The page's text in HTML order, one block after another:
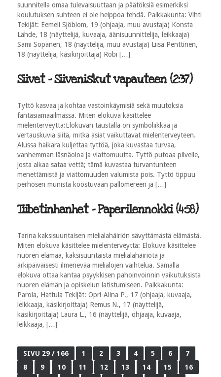
suunnitella omaa tulevaisuuttaan ja päätöksiä esimerkiksi
koulutuksen suhteen ei ole helppoa tehdä. Paikkakunta: Vihti
Tekijät: Eemeli Sjöblom, 19 (ohjaaja, muu avustaja) Konsta
Lähde, 18 (näyttelijä, kuvaaja, äänisuunnittelija, leikkaaja)
Sami Sopanen, 18 (näyttelijä, muu avustaja) Liisa Penttinen,
18 (näyttelijä, käsikirjoittaja) Robi […]
Siivet - Siiveniskut vapauteen (2:37)
Tyttö kasvaa ja kohtaa vastoinkäymisiä sekä muutoksia
fantasiamaailmassa. Miten elokuva käsittelee
mielenterveyttä:Elokuvan taustalla on symboliikkaa ja
vertauskuvia siitä, mitkä asiat vaikuttavat mielenterveyteen.
Alussa haikara kuljettaa tyttöä, joka kuvastaa turvaa,
vanhemman läsnäoloa ja viattomuutta. Tyttö putoaa pilvelle,
josta alkaa sataa vettä; tämä kuvastaa turvantunteen
menettämistä ja viattomuuden valumista pois. Tyttö tippuu
perhosen munista koostuvaan pallomereen ja […]
Tiibetinhanhet - Paperilennokki (4:58)
Tarina kaksisuuntaisen mielialahäiriön sävyttämästä elämästä.
Miten elokuva käsittelee mielenterveyttä: Elokuva käsittelee
nuoren elämää, kaksisuuntaista mielialahäiriötä ja
arkipäiväisesti ilmenevää mielialojen vaihtelua. Samalla
elokuva ottaa kantaa psyykkisen pahoinvoinnin vaikutuksista
nuoren elämän ja opiskelun latistumiseen. Paikkakunta:
Parola, Hattula Tekijät: Opri-Alina P., 17 (ohjaaja, kuvaaja,
leikkaaja, käsikirjoittaja) Remus N., 17 (näyttelijä,
käsikirjoittaja) Laura L., 16 (näyttelijä, ohjaaja, kuvaaja,
leikkaaja, […]
SIVU 29 / 166 1 2 3 4 5 6
7
8
9 10 11 12 13 14 15
16